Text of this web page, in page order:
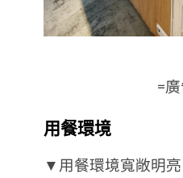
=
用餐環境
▼用餐環境寬敞明